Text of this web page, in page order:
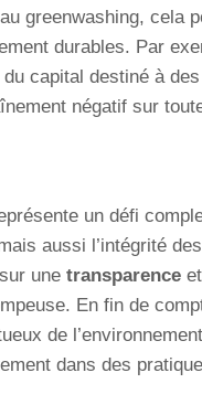
greenwashing, cela
durables. Par
capital destiné à
négatif sur
un défi
aussi l’intégrité
une transparence
En fin de
de
dans des